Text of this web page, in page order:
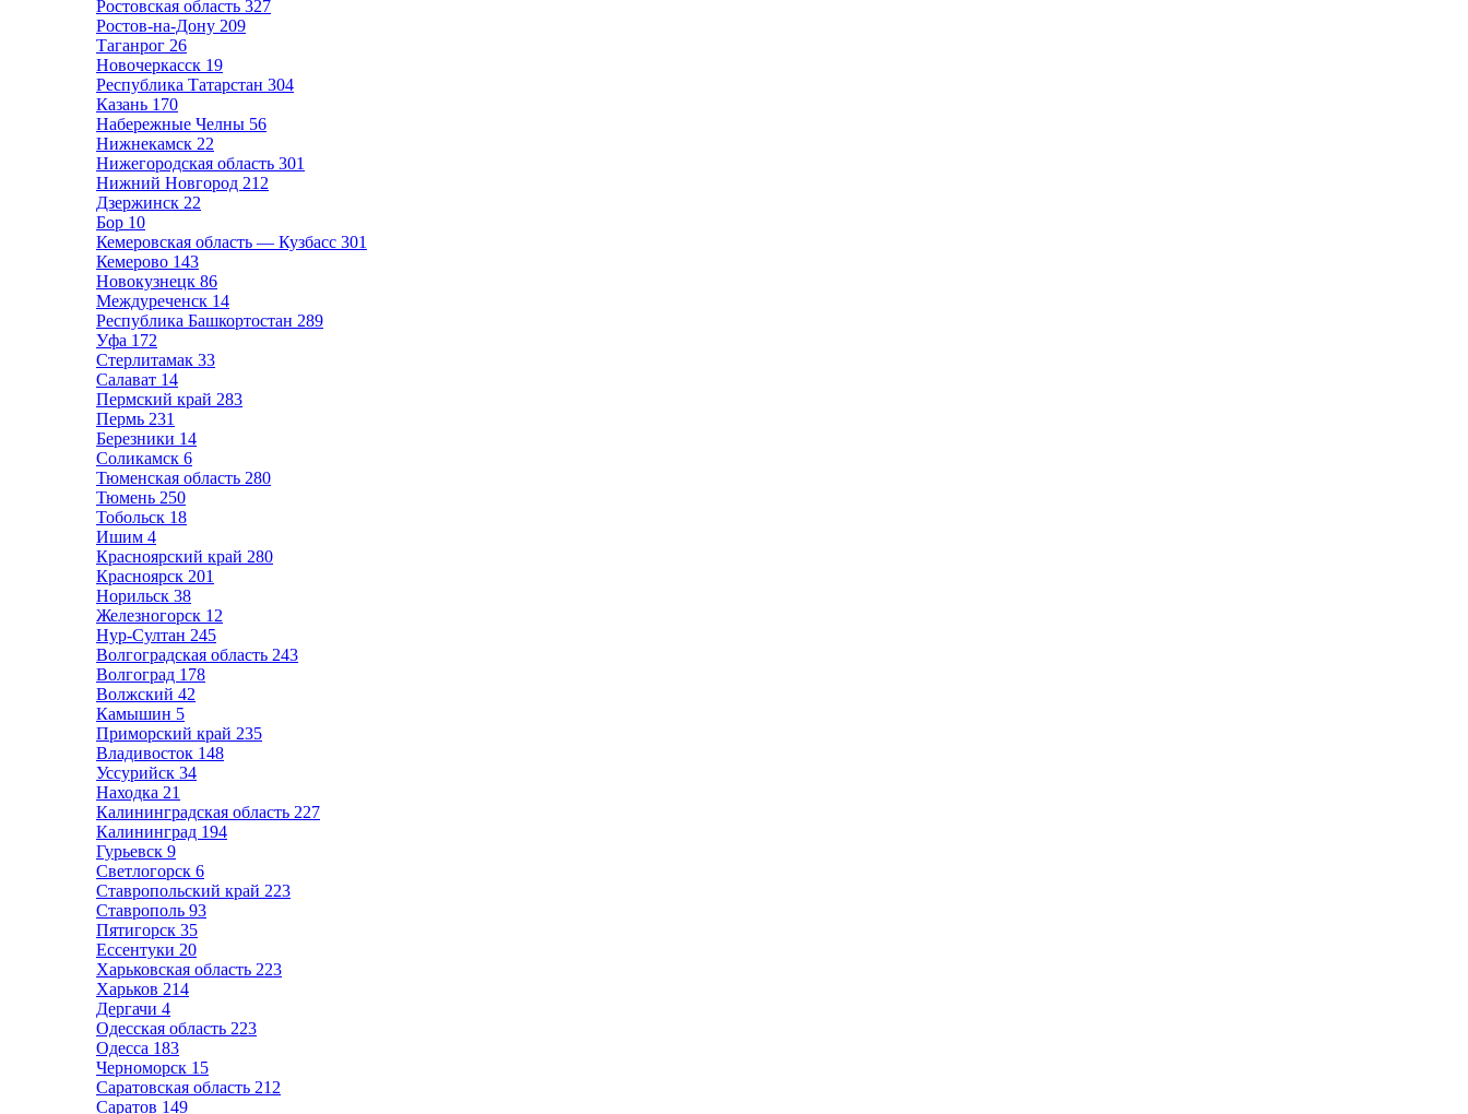
Ростовская область 327
Ростов-на-Дону 209
Таганрог 26
Новочеркасск 19
Республика Татарстан 304
Казань 170
Набережные Челны 56
Нижнекамск 22
Нижегородская область 301
Нижний Новгород 212
Дзержинск 22
Бор 10
Кемеровская область — Кузбасс 301
Кемерово 143
Новокузнецк 86
Междуреченск 14
Республика Башкортостан 289
Уфа 172
Стерлитамак 33
Салават 14
Пермский край 283
Пермь 231
Березники 14
Соликамск 6
Тюменская область 280
Тюмень 250
Тобольск 18
Ишим 4
Красноярский край 280
Красноярск 201
Норильск 38
Железногорск 12
Нур-Султан 245
Волгоградская область 243
Волгоград 178
Волжский 42
Камышин 5
Приморский край 235
Владивосток 148
Уссурийск 34
Находка 21
Калининградская область 227
Калининград 194
Гурьевск 9
Светлогорск 6
Ставропольский край 223
Ставрополь 93
Пятигорск 35
Ессентуки 20
Харьковская область 223
Харьков 214
Дергачи 4
Одесская область 223
Одесса 183
Черноморск 15
Саратовская область 212
Саратов 149